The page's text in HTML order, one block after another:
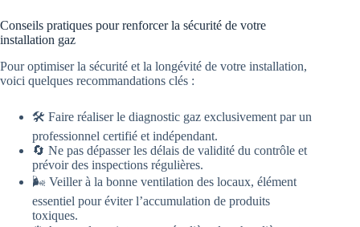
Conseils pratiques pour renforcer la sécurité de votre
installation gaz
Pour optimiser la sécurité et la longévité de votre installation,
voici quelques recommandations clés :
🛠️ Faire réaliser le diagnostic gaz exclusivement par un
professionnel certifié et indépendant.
🔄 Ne pas dépasser les délais de validité du contrôle et
prévoir des inspections régulières.
🌬️ Veiller à la bonne ventilation des locaux, élément
essentiel pour éviter l’accumulation de produits
toxiques.